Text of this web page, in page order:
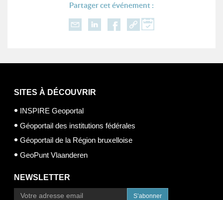
Partager cet événement :
SITES À DÉCOUVRIR
INSPIRE Geoportal
Géoportail des institutions fédérales
Géoportail de la Région bruxelloise
GeoPunt Vlaanderen
NEWSLETTER
S’abonner